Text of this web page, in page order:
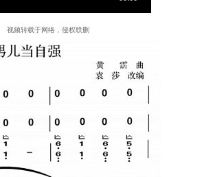
视频转载于网络，侵权联删